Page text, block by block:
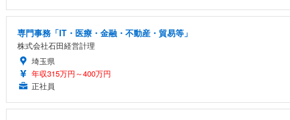
専門事務「IT・医療・金融・不動産・貿易等」
株式会社石田経営計理
埼玉県
年収315万円～400万円
正社員